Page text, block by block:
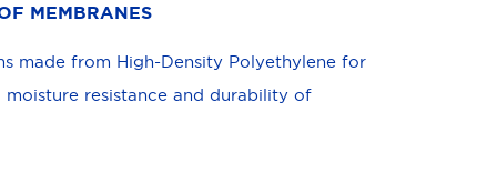
MEMBRANES
made from High-Density Polyethylene for
resistance and durability of